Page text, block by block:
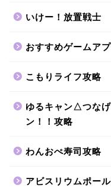
いけー！放置戦士
おすすめゲームアプ
こもりライフ攻略
ゆるキャン△つな
ン！！攻略
わんおぺ寿司攻略
アビスリウムポー